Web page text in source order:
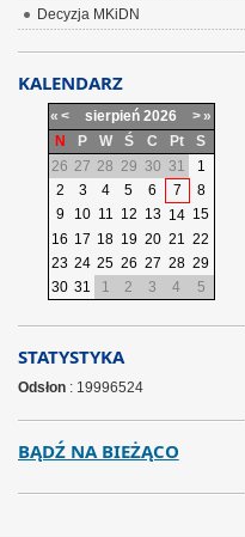
Decyzja MKiDN
KALENDARZ
« < sierpień 2026 >»
N
P W Ś C Pt
S
26 27 28 29 30 31
1
2
3 4 5 6 7
8
9
10 11 12 13 14 15
16 17 18 19 20 21 22
23 24 25 26 27 28 29
30 31 1 2 3 4 5
STATYSTYKA
Odsłon: 19996524
BĄDŹ NA BIEŻĄCO